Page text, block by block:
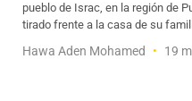
pueblo de Israc, en la región de
tirado frente a la casa de su
Hawa Aden Mohamed 19